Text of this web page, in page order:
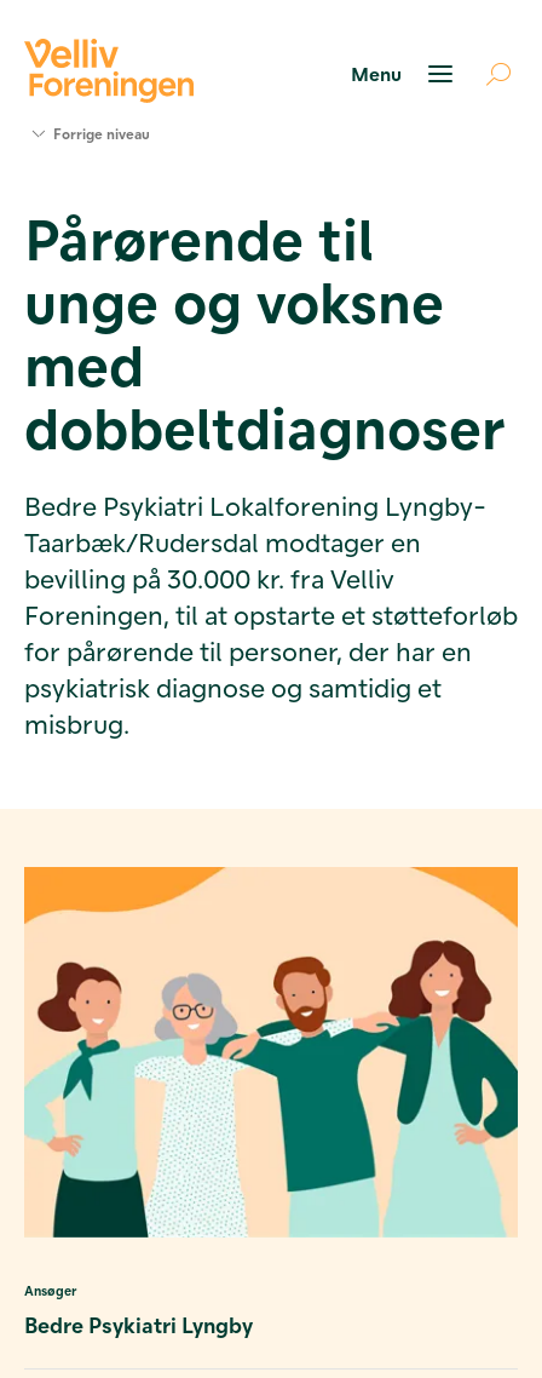
Værktøjer
og viden
Foreningen
Kontakt
os
Forrige niveau
Pårørende til
unge og voksne
med
dobbeltdiagnoser
Bedre Psykiatri Lokalforening Lyngby-
Taarbæk/Rudersdal modtager en
bevilling på 30.000 kr. fra Velliv
Foreningen, til at opstarte et støtteforløb
for pårørende til personer, der har en
psykiatrisk diagnose og samtidig et
misbrug.
Ansøger
Bedre Psykiatri Lyngby